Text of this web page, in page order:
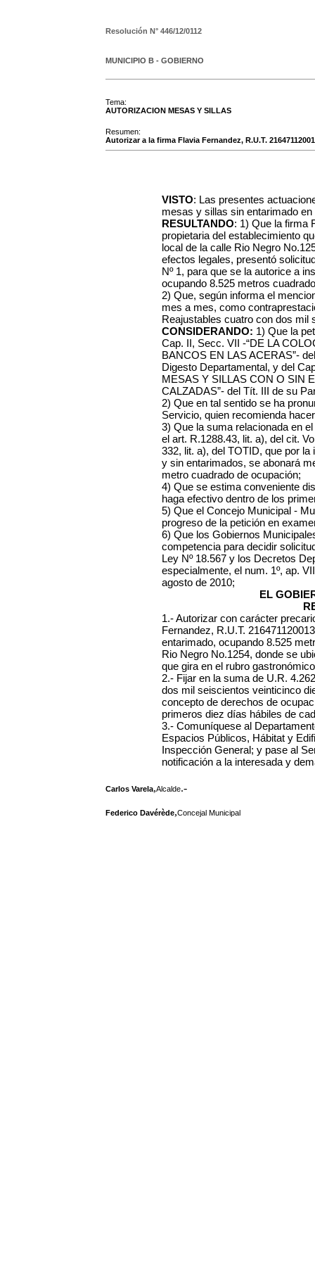
Resolución N° 446/12/0112
MUNICIPIO B - GOBIERNO
Tema:
AUTORIZACION MESAS Y SILLAS
Resumen:
Autorizar a la firma Flavia Fernandez, R.U.T.
VISTO: Las presentes
mesas y sillas sin entarimado
RESULTANDO: 1) Que la firma
propietaria del establecimiento
local de la calle Rio Negro
efectos legales, presentó
Nº 1, para que se la autorice a
ocupando 8.525 metros
2) Que, según informa el
mes a mes, como
Reajustables cuatro con dos
CONSIDERANDO: 1) Que la
Cap. II, Secc. VII -“DE LA
BANCOS EN LAS ACERAS”-
Digesto Departamental, y del
MESAS Y SILLAS CON O SIN
CALZADAS”- del Tít. III de su
2) Que en tal sentido se ha
Servicio, quien recomienda
3) Que la suma relacionada en
el art. R.1288.43, lit. a), del cit.
332, lit. a), del TOTID, que por
y sin entarimados, se abonará
metro cuadrado de ocupación;
4) Que se estima conveniente
haga efectivo dentro de los
5) Que el Concejo Municipal -
progreso de la petición en
6) Que los Gobiernos
competencia para decidir
Ley Nº 18.567 y los Decretos
especialmente, el num. 1º, ap.
agosto de 2010;
EL
1.- Autorizar con carácter
Fernandez, R.U.T.
entarimado, ocupando 8.525
Rio Negro No.1254, donde se
que gira en el rubro
2.- Fijar en la suma de U.R.
dos mil seiscientos veinticinco
concepto de derechos de
primeros diez días hábiles de
3.- Comuníquese al
Espacios Públicos, Hábitat y
Inspección General; y pase al
notificación a la interesada y
Carlos Varela,Alcalde.-
Federico Davérède,Concejal Municipal